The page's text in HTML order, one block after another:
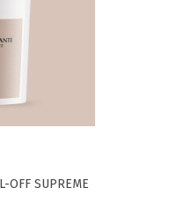
SUPREME